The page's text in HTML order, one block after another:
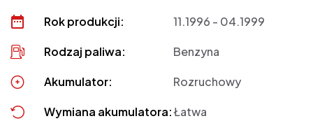
Rok produkcji: 11.1996 - 04.1999
Rodzaj paliwa: Benzyna
Akumulator: Rozruchowy
Wymiana akumulatora:Łatwa